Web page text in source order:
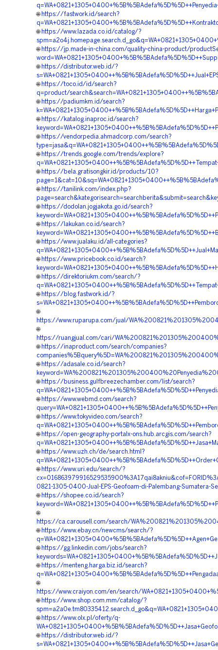
🌐 https://fastwork.id/search?
🌐 https://www.lazada.co.id/catalog/?
🌐 https://jp.made-in-china.com/quality-china-product/
🌐 https://distributor.web.id/?
🌐 https://toco.id/id/search?
q=product/
🌐 https://padiumkm.id/search?
🌐 https://katalog.inaproc.id/search?
🌐 https://vendorpedia.ahmadcorp.com/search?
🌐 https://trends.google.com/trends/explore?
🌐 https://bela.gratisongkir.id/products/10?
🌐 https://tanilink.com/index.php?
🌐 https://dodolan.jogjakota.go.id/search?
🌐 https://lakukan.co.id/search?
🌐 https://www.jualaku.id/all-categories?
🌐 https://www.pricebook.co.id/search?
🌐 https://direktoriukm.com/search/?
🌐 https://blog.fastwork.id/?
🌐
https://www.ruparupa.com/jual/
🌐
https://ruangjual.com/cari/
🌐 https://inaproduct.com/search/companies?
🌐 https://adasale.co.id/search?
🌐 https://business.gulfbreezechamber.com/list/search?
🌐 https://www.webmd.com/search?
🌐 https://www.tokyvideo.com/search?
🌐 https://open-geography-portalx-ons.hub.arcgis.com/search?
🌐 https://www.uzh.ch/de/search.html?
🌐 https://www.uri.edu/search/?
0821-1305-0400-Jual-EPS-Geofoam-di-Palembang-Sumatera-
🌐 https://shopee.co.id/search?
🌐
https://ca.carousell.com/search/
🌐 https://www.ebay.cn/newcms/search/?
🌐 https://gg.linkedin.com/jobs/search?
🌐 https://menteng.harga.biz.id/search?
🌐
https://www.craiyon.com/en/search/
🌐 https://www.shop.com.mm/catalog/?
🌐 https://www.olx.pl/oferty/q-
🌐 https://distributor.web.id/?